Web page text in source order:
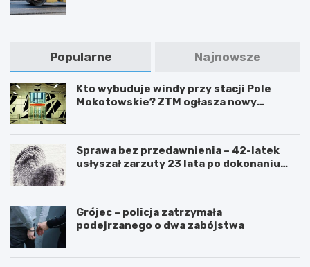
Popularne Najnowsze
Kto wybuduje windy przy stacji Pole
Mokotowskie? ZTM ogłasza nowy
Sprawa bez przedawnienia – 42-latek
usłyszał zarzuty 23 lata po dokonaniu
Grójec – policja zatrzymała
podejrzanego o dwa zabójstwa